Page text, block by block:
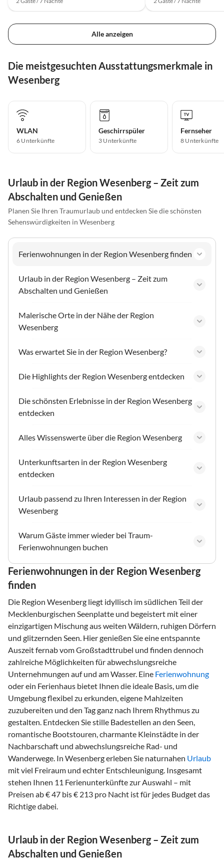
Alle anzeigen
Die meistgesuchten Ausstattungsmerkmale in
Wesenberg
WLAN
6 Unterkünfte
Geschirrspüler
3 Unterkünfte
Fernseher
8 Unterkünfte
Urlaub in der Region Wesenberg – Zeit zum
Abschalten und Genießen
Planen Sie Ihren Traumurlaub und entdecken Sie die schönsten
Sehenswürdigkeiten in Wesenberg
Ferienwohnungen in der Region Wesenberg finden
Urlaub in der Region Wesenberg – Zeit zum
Abschalten und Genießen
Malerische Orte in der Nähe der Region
Wesenberg
Was erwartet Sie in der Region Wesenberg?
Die Highlights der Region Wesenberg entdecken
Die schönsten Erlebnisse in der Region Wesenberg
entdecken
Alles Wissenswerte über die Region Wesenberg
Unterkunftsarten in der Region Wesenberg
entdecken
Urlaub passend zu Ihren Interessen in der Region
Wesenberg
Warum Gäste immer wieder bei Traum-
Ferienwohnungen buchen
Ferienwohnungen in der Region Wesenberg
finden
Die Region Wesenberg liegt idyllisch im südlichen Teil der
Mecklenburgischen Seenplatte und begeistert mit einer
einzigartigen Mischung aus weiten Wäldern, ruhigen Dörfern
und glitzernden Seen. Hier genießen Sie eine entspannte
Auszeit fernab vom Großstadttrubel und finden dennoch
zahlreiche Möglichkeiten für abwechslungsreiche
Unternehmungen auf und am Wasser. Eine Ferienwohnung
oder ein Ferienhaus bietet Ihnen die ideale Basis, um die
Umgebung flexibel zu erkunden, eigene Mahlzeiten
zuzubereiten und den Tag ganz nach Ihrem Rhythmus zu
gestalten. Entdecken Sie stille Badestellen an den Seen,
romantische Bootstouren, charmante Kleinstädte in der
Nachbarschaft und abwechslungsreiche Rad- und
Wanderwege. In Wesenberg erleben Sie naturnahen Urlaub
mit viel Freiraum und echter Entschleunigung. Insgesamt
stehen Ihnen 11 Ferienunterkünfte zur Auswahl – mit
Preisen ab € 47 bis € 213 pro Nacht ist für jedes Budget das
Richtige dabei.
Urlaub in der Region Wesenberg – Zeit zum
Abschalten und Genießen